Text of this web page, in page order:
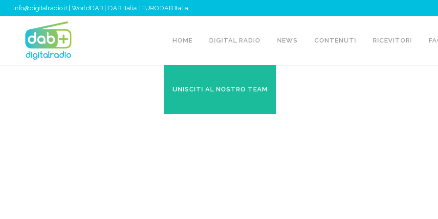
info@digitalradio.it WorldDAB DAB Italia EURODAB Italia
HOME DIGITAL RADIO NEWS CONTENUTI RICEVITORI
UNISCITI AL NOSTRO TEAM